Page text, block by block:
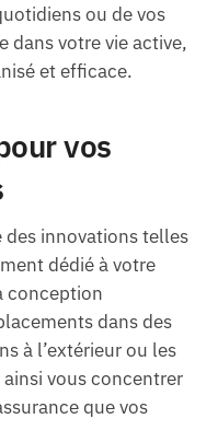
ou de vos
dans votre vie active,
et efficace.
vos
des innovations telles
dédié à votre
conception
dans des
à l’extérieur ou les
ainsi vous concentrer
que vos